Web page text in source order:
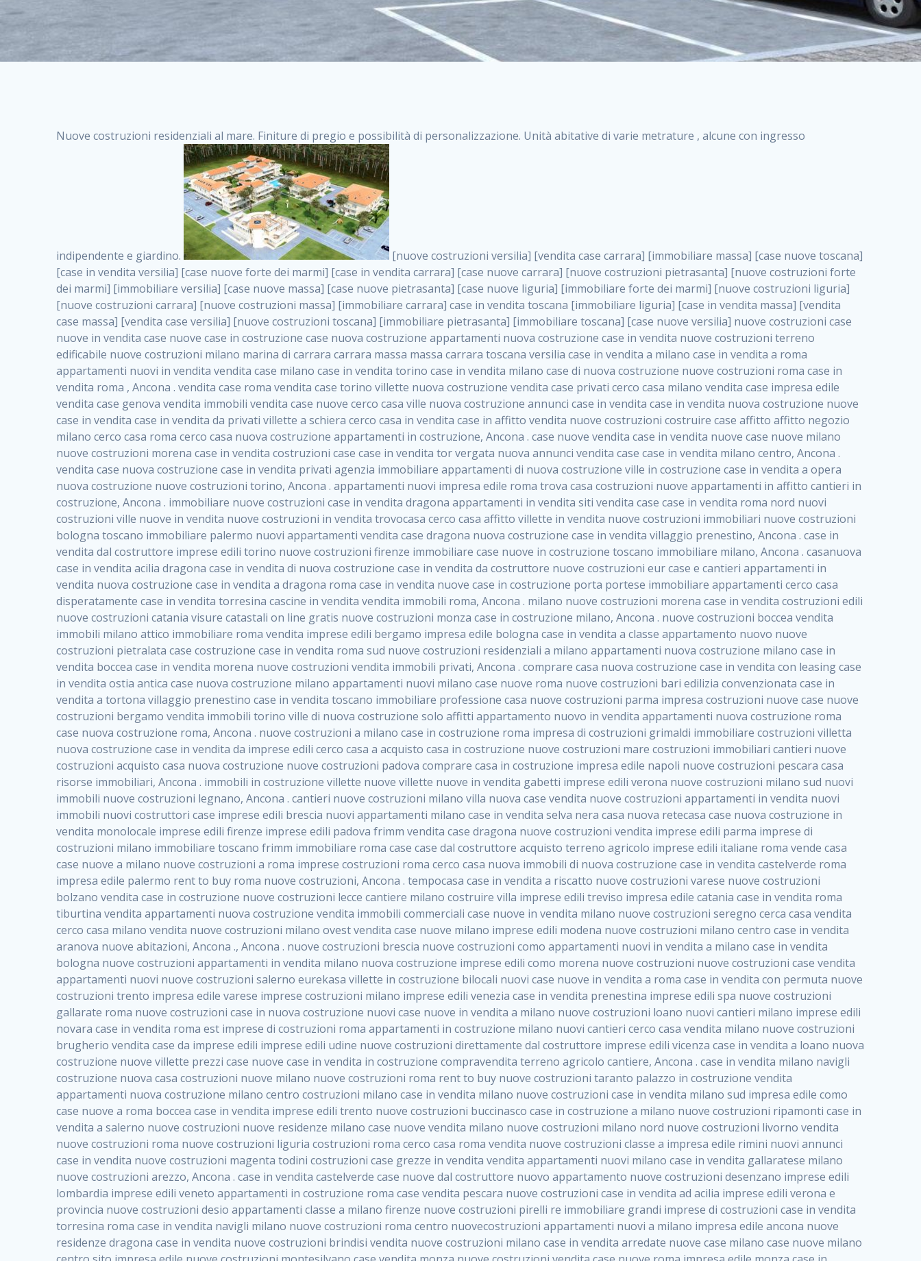
Nuove costruzioni residenziali al mare. Finiture di pregio e possibilità di personalizzazione. Unità abitative di varie metrature , alcune con ingresso
indipendente e giardino. [nuove costruzioni versilia] [vendita case carrara] [immobiliare massa] [case nuove toscana] [case in vendita versilia] [case nuove forte dei marmi] [case in vendita carrara] [case nuove carrara] [nuove costruzioni pietrasanta] [nuove costruzioni forte dei marmi] [immobiliare versilia] [case nuove massa] [case nuove pietrasanta] [case nuove liguria] [immobiliare forte dei marmi] [nuove costruzioni liguria] [nuove costruzioni carrara] [nuove costruzioni massa] [immobiliare carrara] case in vendita toscana [immobiliare liguria] [case in vendita massa] [vendita case massa] [vendita case versilia] [nuove costruzioni toscana] [immobiliare pietrasanta] [immobiliare toscana] [case nuove versilia] nuove costruzioni case nuove in vendita case nuove case in costruzione case nuova costruzione appartamenti nuova costruzione case in vendita nuove costruzioni terreno edificabile nuove costruzioni milano marina di carrara carrara massa massa carrara toscana versilia case in vendita a milano case in vendita a roma appartamenti nuovi in vendita vendita case milano case in vendita torino case in vendita milano case di nuova costruzione nuove costruzioni roma case in vendita roma , Ancona . vendita case roma vendita case torino villette nuova costruzione vendita case privati cerco casa milano vendita case impresa edile vendita case genova vendita immobili vendita case nuove cerco casa ville nuova costruzione annunci case in vendita case in vendita nuova costruzione nuove case in vendita case in vendita da privati villette a schiera cerco casa in vendita case in affitto vendita nuove costruzioni costruire case affitto affitto negozio milano cerco casa roma cerco casa nuova costruzione appartamenti in costruzione, Ancona . case nuove vendita case in vendita nuove case nuove milano nuove costruzioni morena case in vendita costruzioni case case in vendita tor vergata nuova annunci vendita case case in vendita milano centro, Ancona . vendita case nuova costruzione case in vendita privati agenzia immobiliare appartamenti di nuova costruzione ville in costruzione case in vendita a opera nuova costruzione nuove costruzioni torino, Ancona . appartamenti nuovi impresa edile roma trova casa costruzioni nuove appartamenti in affitto cantieri in costruzione, Ancona . immobiliare nuove costruzioni case in vendita dragona appartamenti in vendita siti vendita case case in vendita roma nord nuovi costruzioni ville nuove in vendita nuove costruzioni in vendita trovocasa cerco casa affitto villette in vendita nuove costruzioni immobiliari nuove costruzioni bologna toscano immobiliare palermo nuovi appartamenti vendita case dragona nuova costruzione case in vendita villaggio prenestino, Ancona . case in vendita dal costruttore imprese edili torino nuove costruzioni firenze immobiliare case nuove in costruzione toscano immobiliare milano, Ancona . casanuova case in vendita acilia dragona case in vendita di nuova costruzione case in vendita da costruttore nuove costruzioni eur case e cantieri appartamenti in vendita nuova costruzione case in vendita a dragona roma case in vendita nuove case in costruzione porta portese immobiliare appartamenti cerco casa disperatamente case in vendita torresina cascine in vendita vendita immobili roma, Ancona . milano nuove costruzioni morena case in vendita costruzioni edili nuove costruzioni catania visure catastali on line gratis nuove costruzioni monza case in costruzione milano, Ancona . nuove costruzioni boccea vendita immobili milano attico immobiliare roma vendita imprese edili bergamo impresa edile bologna case in vendita a classe appartamento nuovo nuove costruzioni pietralata case costruzione case in vendita roma sud nuove costruzioni residenziali a milano appartamenti nuova costruzione milano case in vendita boccea case in vendita morena nuove costruzioni vendita immobili privati, Ancona . comprare casa nuova costruzione case in vendita con leasing case in vendita ostia antica case nuova costruzione milano appartamenti nuovi milano case nuove roma nuove costruzioni bari edilizia convenzionata case in vendita a tortona villaggio prenestino case in vendita toscano immobiliare professione casa nuove costruzioni parma impresa costruzioni nuove case nuove costruzioni bergamo vendita immobili torino ville di nuova costruzione solo affitti appartamento nuovo in vendita appartamenti nuova costruzione roma case nuova costruzione roma, Ancona . nuove costruzioni a milano case in costruzione roma impresa di costruzioni grimaldi immobiliare costruzioni villetta nuova costruzione case in vendita da imprese edili cerco casa a acquisto casa in costruzione nuove costruzioni mare costruzioni immobiliari cantieri nuove costruzioni acquisto casa nuova costruzione nuove costruzioni padova comprare casa in costruzione impresa edile napoli nuove costruzioni pescara casa risorse immobiliari, Ancona . immobili in costruzione villette nuove villette nuove in vendita gabetti imprese edili verona nuove costruzioni milano sud nuovi immobili nuove costruzioni legnano, Ancona . cantieri nuove costruzioni milano villa nuova case vendita nuove costruzioni appartamenti in vendita nuovi immobili nuovi costruttori case imprese edili brescia nuovi appartamenti milano case in vendita selva nera casa nuova retecasa case nuova costruzione in vendita monolocale imprese edili firenze imprese edili padova frimm vendita case dragona nuove costruzioni vendita imprese edili parma imprese di costruzioni milano immobiliare toscano frimm immobiliare roma case case dal costruttore acquisto terreno agricolo imprese edili italiane roma vende casa case nuove a milano nuove costruzioni a roma imprese costruzioni roma cerco casa nuova immobili di nuova costruzione case in vendita castelverde roma impresa edile palermo rent to buy roma nuove costruzioni, Ancona . tempocasa case in vendita a riscatto nuove costruzioni varese nuove costruzioni bolzano vendita case in costruzione nuove costruzioni lecce cantiere milano costruire villa imprese edili treviso impresa edile catania case in vendita roma tiburtina vendita appartamenti nuova costruzione vendita immobili commerciali case nuove in vendita milano nuove costruzioni seregno cerca casa vendita cerco casa milano vendita nuove costruzioni milano ovest vendita case nuove milano imprese edili modena nuove costruzioni milano centro case in vendita aranova nuove abitazioni, Ancona ., Ancona . nuove costruzioni brescia nuove costruzioni como appartamenti nuovi in vendita a milano case in vendita bologna nuove costruzioni appartamenti in vendita milano nuova costruzione imprese edili como morena nuove costruzioni nuove costruzioni case vendita appartamenti nuovi nuove costruzioni salerno eurekasa villette in costruzione bilocali nuovi case nuove in vendita a roma case in vendita con permuta nuove costruzioni trento impresa edile varese imprese costruzioni milano imprese edili venezia case in vendita prenestina imprese edili spa nuove costruzioni gallarate roma nuove costruzioni case in nuova costruzione nuovi case nuove in vendita a milano nuove costruzioni loano nuovi cantieri milano imprese edili novara case in vendita roma est imprese di costruzioni roma appartamenti in costruzione milano nuovi cantieri cerco casa vendita milano nuove costruzioni brugherio vendita case da imprese edili imprese edili udine nuove costruzioni direttamente dal costruttore imprese edili vicenza case in vendita a loano nuova costruzione nuove villette prezzi case nuove case in vendita in costruzione compravendita terreno agricolo cantiere, Ancona . case in vendita milano navigli costruzione nuova casa costruzioni nuove milano nuove costruzioni roma rent to buy nuove costruzioni taranto palazzo in costruzione vendita appartamenti nuova costruzione milano centro costruzioni milano case in vendita milano nuove costruzioni case in vendita milano sud impresa edile como case nuove a roma boccea case in vendita imprese edili trento nuove costruzioni buccinasco case in costruzione a milano nuove costruzioni ripamonti case in vendita a salerno nuove costruzioni nuove residenze milano case nuove vendita milano nuove costruzioni milano nord nuove costruzioni livorno vendita nuove costruzioni roma nuove costruzioni liguria costruzioni roma cerco casa roma vendita nuove costruzioni classe a impresa edile rimini nuovi annunci case in vendita nuove costruzioni magenta todini costruzioni case grezze in vendita vendita appartamenti nuovi milano case in vendita gallaratese milano nuove costruzioni arezzo, Ancona . case in vendita castelverde case nuove dal costruttore nuovo appartamento nuove costruzioni desenzano imprese edili lombardia imprese edili veneto appartamenti in costruzione roma case vendita pescara nuove costruzioni case in vendita ad acilia imprese edili verona e provincia nuove costruzioni desio appartamenti classe a milano firenze nuove costruzioni pirelli re immobiliare grandi imprese di costruzioni case in vendita torresina roma case in vendita navigli milano nuove costruzioni roma centro nuovecostruzioni appartamenti nuovi a milano impresa edile ancona nuove residenze dragona case in vendita nuove costruzioni brindisi vendita nuove costruzioni milano case in vendita arredate nuove case milano case nuove milano centro sito impresa edile nuove costruzioni montesilvano case vendita monza nuove costruzioni vendita case nuove roma impresa edile monza case in vendita vimercate nuova costruzione nuove costruzioni opera